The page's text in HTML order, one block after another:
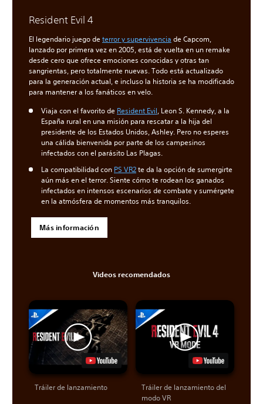
Resident Evil 4
El legendario juego deterror y supervivencia de Capcom,
lanzado por primera vez en 2005, está de vuelta en un remake
desde cero que ofrece emociones conocidas y otras tan
sangrientas, pero totalmente nuevas. Todo está actualizado
para la generación actual, e incluso la historia se ha modificado
para mantener a los fanáticos en velo.
Viaja con el favorito de Resident Evil, Leon S. Kennedy, a la
España rural en una misión para rescatar a la hija del
presidente de los Estados Unidos, Ashley. Pero no esperes
una cálida bienvenida por parte de los campesinos
infectados con el parásito Las Plagas.
La compatibilidad con PS VR2te da la opción de sumergirte
aún más en el terror. Siente cómo te rodean los ganados
infectados en intensos escenarios de combate y sumérgete
en la atmósfera de momentos más tranquilos.
Más información
Videos recomendados
Tráiler de lanzamiento
Tráiler de lanzamiento del
modo VR